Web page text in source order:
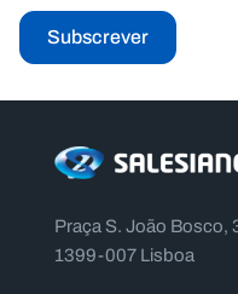
Subscrever
Praça S. João Bosco,
1399-007 Lisboa